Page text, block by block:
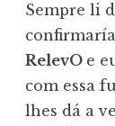
Sempre li
RelevO e
com essa
lhes dá a